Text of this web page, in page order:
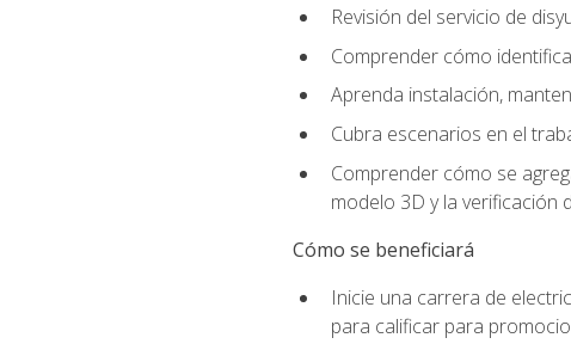
Revisión del servicio de
Comprender cómo
Aprenda instalación,
Cubra escenarios en el
Comprender cómo se
modelo 3D y la verificación
Cómo se beneficiará
Inicie una carrera de
para calificar para